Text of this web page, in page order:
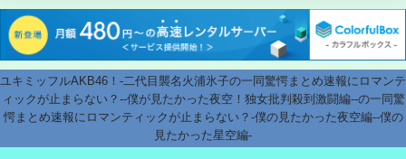
ユキミッフルAKB46！-二代目襲名火浦氷子の一同驚愕まとめ速報にロマンテ
ィックが止まらない？--僕が見たかった夜空！独女批判殺到激闘編--の一同驚
愕まとめ速報にロマンティックが止まらない？-僕の見たかった夜空編--僕の
見たかった星空編-